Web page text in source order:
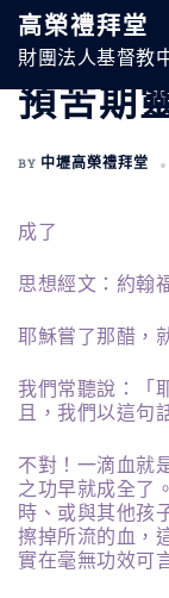
高榮禮拜堂
財團法人基督教
預苦期
BY 中壢高榮禮拜堂
成了
思想經文：約翰
耶穌嘗了那醋，
我們常聽說：「
且，我們以這句
不對！一滴血就
之功早就成全了
時、或與其他孩
擦掉所流的血，
實在毫無功效可